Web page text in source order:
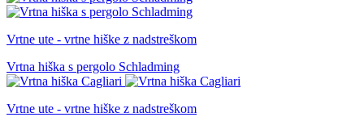
Vrtne ute - vrtne hiške z nadstreškom
Vrtna hiška s pergolo Schladming
Vrtne ute - vrtne hiške z nadstreškom